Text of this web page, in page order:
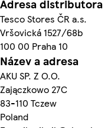
Adresa distributora
Tesco Stores ČR a.s.
Vršovická 1527/68b
100 00 Praha 10
Název a adresa
AKU SP. Z O.O.
Zajączkowo 27C
83-110 Tczew
Poland